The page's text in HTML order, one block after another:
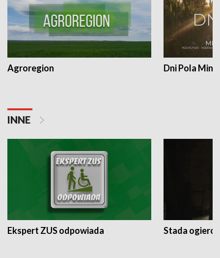
Agroregion Dni Pola
INNE
Ekspert ZUS odpowiada Stada